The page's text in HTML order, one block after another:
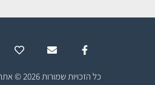
כל הזכויות שמורות 2026 © אתר הפוריות של ישראל